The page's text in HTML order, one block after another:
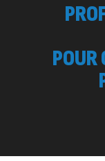
POUR